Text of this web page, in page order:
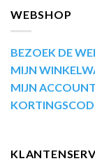
WEBSHOP
BEZOEK DE
MIJN
MIJN ACCOUNT